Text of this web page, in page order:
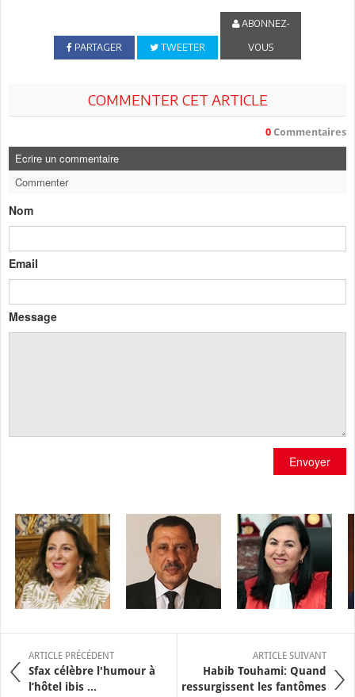
PARTAGER TWEETER
ABONNEZ-
VOUS
COMMENTER CET ARTICLE
0 Commentaires
Ecrire un commentaire
Commenter
Nom
Email
Message
Envoyer
ARTICLE PRÉCÉDENT
Sfax célèbre l'humour à
l’hôtel ibis ...
ARTICLE SUIVANT
Habib Touhami: Quand
ressurgissent les fantômes